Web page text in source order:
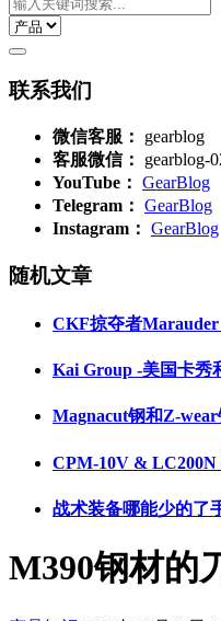
联系我们
微信客服：
gearblog
客服微信：
gearblog-
YouTube： GearBlog
Telegram： GearBlog
Instagram： GearBlog
随机文章
CKF掠夺者
Kai Group -美国卡秀
Magnacut钢和Z-
CPM-10V & LC200N
战术装备哪能少的了
M390钢材的